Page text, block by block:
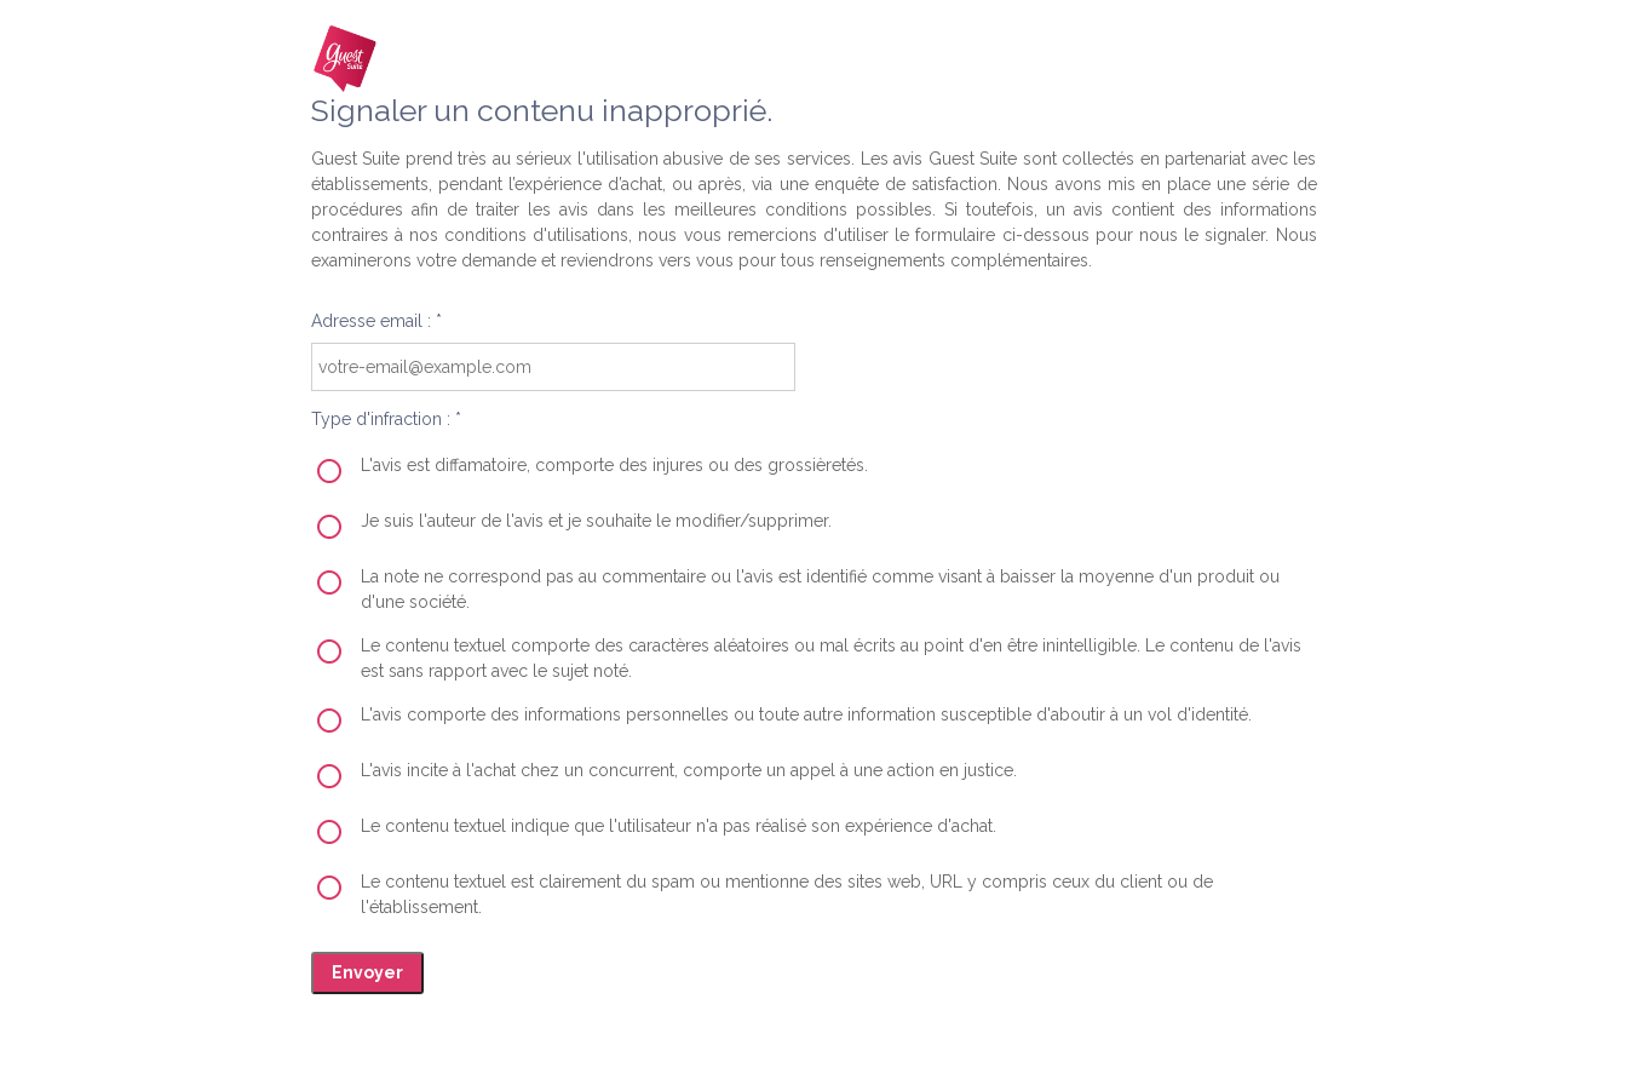
Signaler un contenu inapproprié.
Guest Suite prend très au sérieux l'utilisation abusive de ses services. Les avis Guest Suite sont collectés en partenariat avec les
établissements, pendant l’expérience d’achat, ou après, via une enquête de satisfaction. Nous avons mis en place une série de
procédures afin de traiter les avis dans les meilleures conditions possibles. Si toutefois, un avis contient des informations
contraires à nos conditions d'utilisations, nous vous remercions d'utiliser le formulaire ci-dessous pour nous le signaler. Nous
examinerons votre demande et reviendrons vers vous pour tous renseignements complémentaires.
Adresse email : *
Type d'infraction : *
L'avis est diffamatoire, comporte des injures ou des grossièretés.
Je suis l'auteur de l'avis et je souhaite le modifier/supprimer.
La note ne correspond pas au commentaire ou l'avis est identifié comme visant à baisser la moyenne d'un produit ou
d'une société.
Le contenu textuel comporte des caractères aléatoires ou mal écrits au point d'en être inintelligible. Le contenu de l'avis
est sans rapport avec le sujet noté.
L'avis comporte des informations personnelles ou toute autre information susceptible d'aboutir à un vol d'identité.
L'avis incite à l'achat chez un concurrent, comporte un appel à une action en justice.
Le contenu textuel indique que l'utilisateur n'a pas réalisé son expérience d'achat.
Le contenu textuel est clairement du spam ou mentionne des sites web, URL y compris ceux du client ou de
l'établissement.
Envoyer